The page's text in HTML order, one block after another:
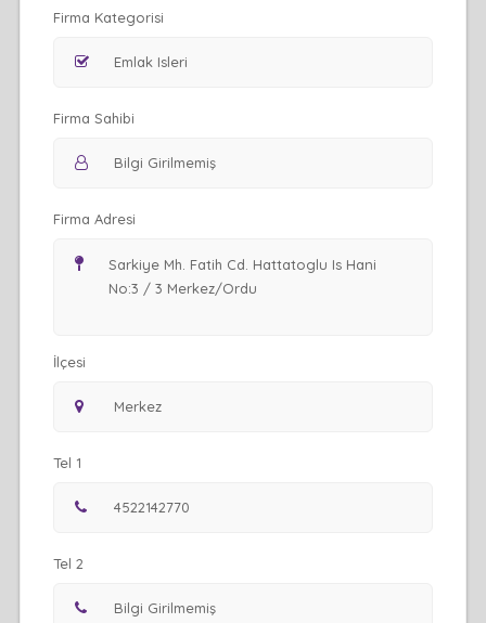
Firma Kategorisi
Firma Sahibi
Firma Adresi
İlçesi
Tel 1
Tel 2